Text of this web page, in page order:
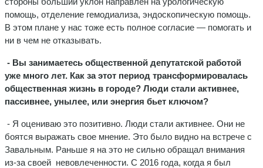
помощь, отделение гемодиализа, эндоскопическую помощь.
В этом плане у нас тоже есть полное согласие — помогать и
ни в чем не отказывать.
- Вы занимаетесь общественной депутатской работой
уже много лет. Как за этот период трансформировалась
общественная жизнь в городе? Люди стали активнее,
пассивнее, унылее, или энергия бьет ключом?
- Я оцениваю это позитивно. Люди стали активнее. Они не
боятся выражать свое мнение. Это было видно на встрече с
Завальным. Раньше я на это не сильно обращал внимания
из-за своей невовлеченности. С 2016 года, когда я был